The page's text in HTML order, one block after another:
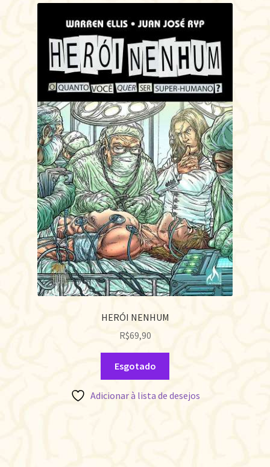
HERÓI NENHUM
R$69,90
Esgotado
Adicionar à lista de desejos